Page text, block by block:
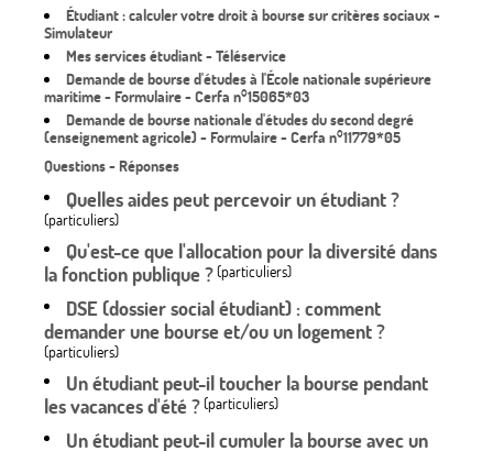
Étudiant : calculer votre droit à bourse sur critères sociaux -
Simulateur
Mes services étudiant - Téléservice
Demande de bourse d'études à l'École nationale supérieure
maritime - Formulaire - Cerfa n°15065*03
Demande de bourse nationale d'études du second degré
(enseignement agricole) - Formulaire - Cerfa n°11779*05
Questions - Réponses
Quelles aides peut percevoir un étudiant ?
(particuliers)
Qu'est-ce que l'allocation pour la diversité dans
la fonction publique ?(particuliers)
DSE (dossier social étudiant) : comment
demander une bourse et/ou un logement ?
(particuliers)
Un étudiant peut-il toucher la bourse pendant
les vacances d'été ?(particuliers)
Un étudiant peut-il cumuler la bourse avec un